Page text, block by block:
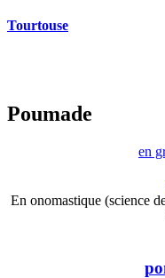
Tourtouse
Poumade
en
En onomastique (science